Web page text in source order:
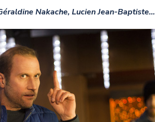
Nakache, Lucien Jean-Baptiste…